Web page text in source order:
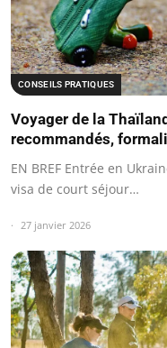
CONSEILS PRATIQUES
Voyager de la
recommandés,
EN BREF Entrée en
visa de court séjour…
27 janvier 2026